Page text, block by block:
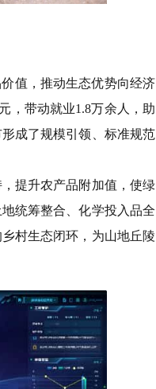
值，推动生态优势向经济
，带动就业1.8万余人，助
形成了规模引领、标准规范
提升农产品附加值，使绿
统筹整合、化学投入品全
村生态闭环，为山地丘陵